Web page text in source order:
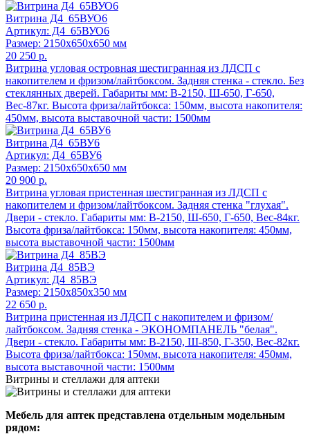
Витрина Д4_65ВУО6
Артикул: Д4_65ВУО6
Размер: 2150x650x650 мм
20 250 р.
Витрина угловая островная шестигранная из ЛДСП с
накопителем и фризом/лайтбоксом. Задняя стенка - стекло. Без
стеклянных дверей. Габариты мм: В-2150, Ш-650, Г-650,
Вес-87кг. Высота фриза/лайтбокса: 150мм, высота накопителя:
450мм, высота выставочной части: 1500мм
Витрина Д4_65ВУ6
Артикул: Д4_65ВУ6
Размер: 2150x650x650 мм
20 900 р.
Витрина угловая пристенная шестигранная из ЛДСП с
накопителем и фризом/лайтбоксом. Задняя стенка "глухая".
Двери - стекло. Габариты мм: В-2150, Ш-650, Г-650, Вес-84кг.
Высота фриза/лайтбокса: 150мм, высота накопителя: 450мм,
высота выставочной части: 1500мм
Витрина Д4_85ВЭ
Артикул: Д4_85ВЭ
Размер: 2150x850x350 мм
22 650 р.
Витрина пристенная из ЛДСП с накопителем и фризом/
лайтбоксом. Задняя стенка - ЭКОНОМПАНЕЛЬ "белая".
Двери - стекло. Габариты мм: В-2150, Ш-850, Г-350, Вес-82кг.
Высота фриза/лайтбокса: 150мм, высота накопителя: 450мм,
высота выставочной части: 1500мм
Витрины и стеллажи для аптеки
Мебель для аптек представлена отдельным модельным
рядом: